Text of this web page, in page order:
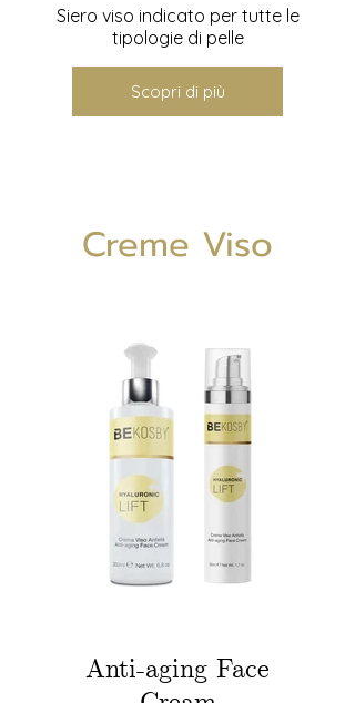
Siero viso indicato per tutte le
tipologie di pelle
Scopri di più
Creme Viso
Anti-aging Face